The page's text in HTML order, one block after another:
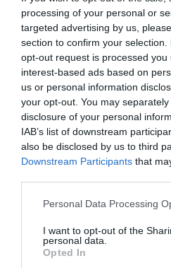
processing of your personal or
targeted advertising by us,
section to confirm your
opt-out request is processed you
interest-based ads based on
us or personal information
your opt-out. You may
disclosure of your personal
IAB’s list of downstream
also be disclosed by us to third
Downstream Participants that
Please note that this website/
not limited to your visit or usage
grant or deny consent to Google
use your data for below
Personal Data Processing
I want to opt-out of the
personal data.
Opted In